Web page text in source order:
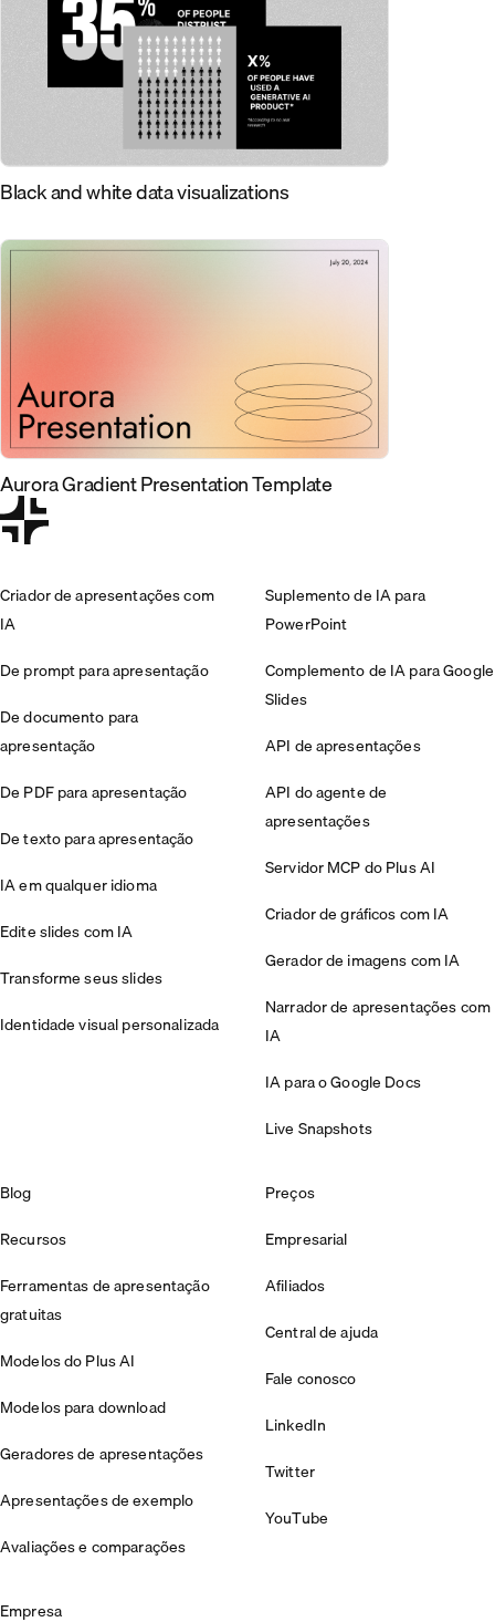
Black and white data visualizations
Aurora Gradient Presentation Template
Criador de apresentações com
IA
De prompt para apresentação
De documento para
apresentação
De PDF para apresentação
De texto para apresentação
IA em qualquer idioma
Edite slides com IA
Transforme seus slides
Identidade visual personalizada
Suplemento de IA para
PowerPoint
Complemento de IA para Google
Slides
API de apresentações
API do agente de
apresentações
Servidor MCP do Plus AI
Criador de gráficos com IA
Gerador de imagens com IA
Narrador de apresentações com
IA
IA para o Google Docs
Live Snapshots
Blog
Recursos
Ferramentas de apresentação
gratuitas
Modelos do Plus AI
Modelos para download
Geradores de apresentações
Apresentações de exemplo
Avaliações e comparações
Preços
Empresarial
Afiliados
Central de ajuda
Fale conosco
LinkedIn
Twitter
YouTube
Empresa